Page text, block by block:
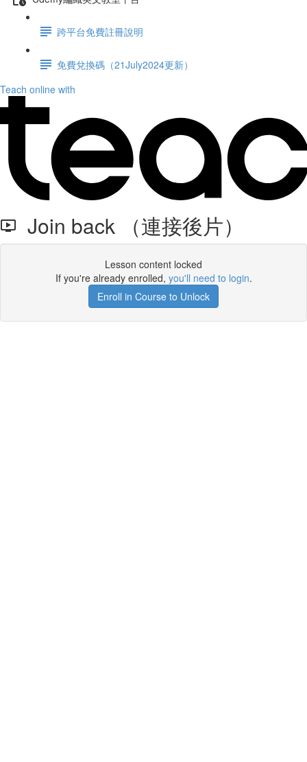
跨平台免費註冊說明
免費兌換碼（21July2024更新）
Teach online with
Join back （連接後片）
Lesson content locked
If you're already enrolled, you'll need to login.
Enroll in Course to Unlock